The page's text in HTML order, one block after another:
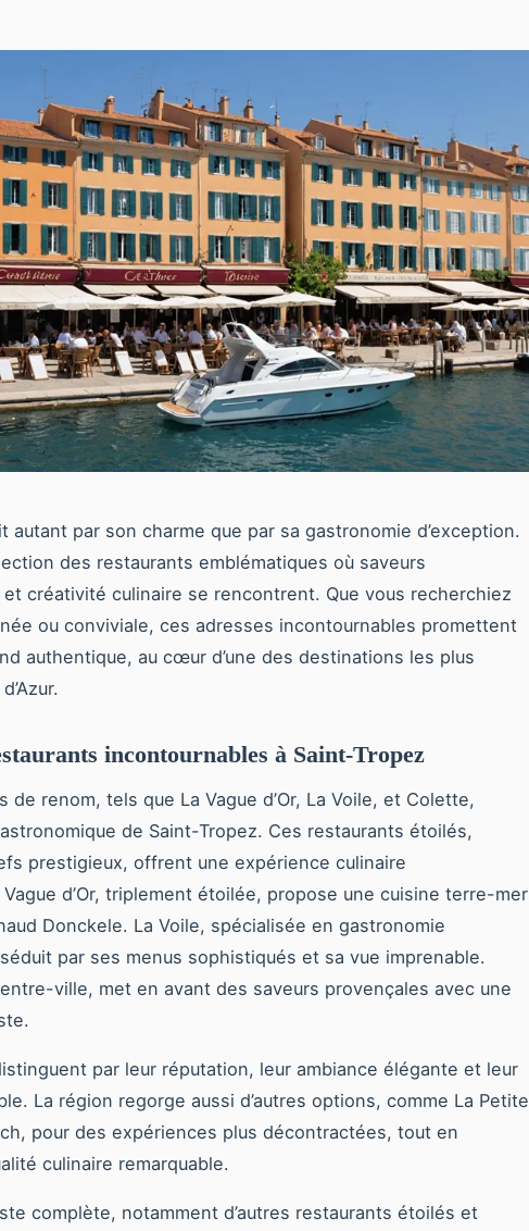
autant par son charme que par sa gastronomie d’exception.
des restaurants emblématiques où saveurs
créativité culinaire se rencontrent. Que vous recherchiez
ou conviviale, ces adresses incontournables promettent
authentique, au cœur d’une des destinations les plus
incontournables à Saint-Tropez
de renom, tels que La Vague d’Or, La Voile, et Colette,
de Saint-Tropez. Ces restaurants étoilés,
prestigieux, offrent une expérience culinaire
d’Or, triplement étoilée, propose une cuisine terre-mer
Donckele. La Voile, spécialisée en gastronomie
par ses menus sophistiqués et sa vue imprenable.
ville, met en avant des saveurs provençales avec une
par leur réputation, leur ambiance élégante et leur
La région regorge aussi d’autres options, comme La Petite
pour des expériences plus décontractées, tout en
culinaire remarquable.
complète, notamment d’autres restaurants étoilés et